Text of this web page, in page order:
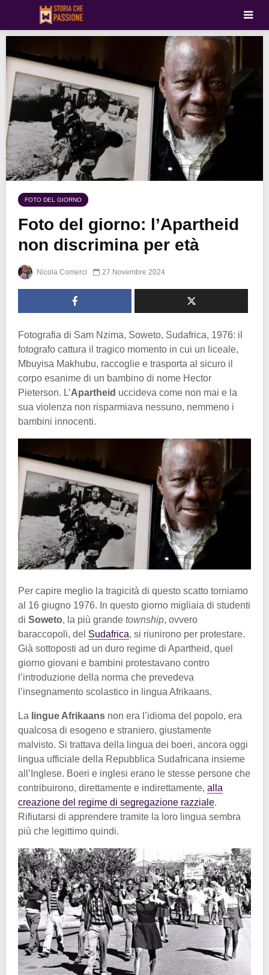
FOTO DEL GIORNO
Foto del giorno: l’Apartheid
non discrimina per età
Nicola Comerci 27 Novembre 2024
Fotografia di Sam Nzima, Soweto, Sudafrica, 1976: il
fotografo cattura il tragico momento in cui un liceale,
Mbuyisa Makhubu, raccoglie e trasporta al sicuro il
corpo esanime di un bambino di nome Hector
Pieterson. L’Apartheid uccideva come non mai e la
sua violenza non risparmiava nessuno, nemmeno i
bambini innocenti.
Per capire meglio la tragicità di questo scatto torniamo
al 16 giugno 1976. In questo giorno migliaia di studenti
di Soweto, la più grande township, ovvero
baraccopoli, del Sudafrica, si riunirono per protestare.
Già sottoposti ad un duro regime di Apartheid, quel
giorno giovani e bambini protestavano contro
l’introduzione della norma che prevedeva
l’insegnamento scolastico in lingua Afrikaans.
La lingue Afrikaans non era l’idioma del popolo, era
qualcosa di esogeno e straniero, giustamente
malvisto. Si trattava della lingua dei boeri, ancora oggi
lingua ufficiale della Repubblica Sudafricana insieme
all’Inglese. Boeri e inglesi erano le stesse persone che
contribuirono, direttamente e indirettamente, alla
creazione del regime di segregazione razziale.
Rifiutarsi di apprendere tramite la loro lingua sembra
più che legittimo quindi.